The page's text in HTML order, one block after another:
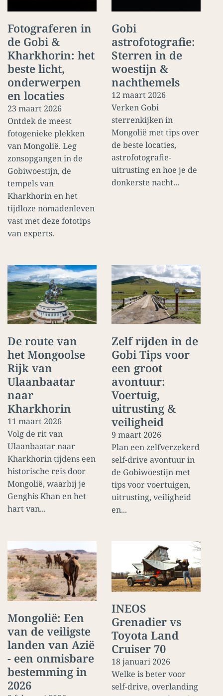
Fotograferen in
de Gobi &
Kharkhorin: het
beste licht,
onderwerpen
en locaties
23 maart 2026
Ontdek de meest
fotogenieke plekken
van Mongolië. Leg
zonsopgangen in de
Gobiwoestijn, de
tempels van
Kharkhorin en het
tijdloze nomadenleven
vast met deze fototips
van experts.
Gobi
astrofotografie:
Sterren in de
woestijn &
nachthemels
12 maart 2026
Verken Gobi
sterrenkijken in
Mongolië met tips over
de beste locaties,
astrofotografie-
uitrusting en hoe je de
donkerste nacht...
De route van
het Mongoolse
Rijk van
Ulaanbaatar
naar
Kharkhorin
11 maart 2026
Volg de rit van
Ulaanbaatar naar
Kharkhorin tijdens een
historische reis door
Mongolië, waarbij je
Genghis Khan en het
hart van...
Zelf rijden in de
Gobi Tips voor
een groot
avontuur:
Voertuig,
uitrusting &
veiligheid
9 maart 2026
Plan een zelfverzekerd
self-drive avontuur in
de Gobiwoestijn met
tips voor voertuigen,
uitrusting, veiligheid
en...
Mongolië: Een
van de veiligste
landen van Azië
- een onmisbare
bestemming in
2026
INEOS
Grenadier vs
Toyota Land
Cruiser 70
18 januari 2026
Welke is beter voor
self-drive, overlanding